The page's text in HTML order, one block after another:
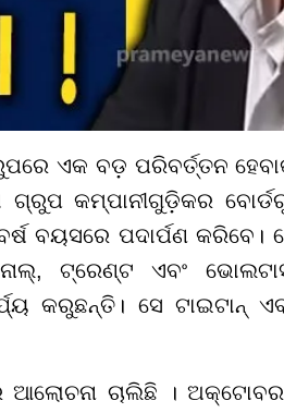
ଏକ ବଡ଼ ପରିବର୍ତ୍ତନ
ଗ୍ରୁପ କମ୍ପାନୀଗୁଡ଼ିକର
ବୟସରେ ପଦାର୍ପଣ କରିବେ।
ଟ୍ରେଣ୍ଟ ଏବଂ
କରୁଛନ୍ତି। ସେ ଟାଇଟାନ୍
ଆଲୋଚନା ଚାଲିଛି ।